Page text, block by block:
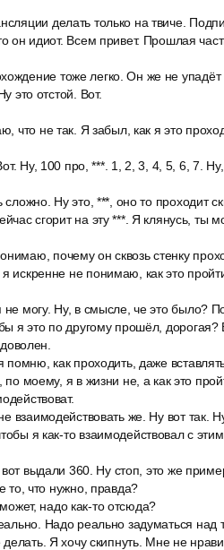
делать только на твиче.
он идиот. Всем привет. Прошлая
тоже легко. Он же не
это отстой. Вот.
что не так. Я забыл, как я это
Ну, 100 про, ***. 1, 2, 3, 4, 5, 6, 7.
Ну это, ***, оно то проходит
сгорит на эту ***. Я клянусь, ты
почему он сквозь стенку
искренне не понимаю, как это
могу. Ну, в смысле, че это было?
я это по другому прошёл,
как проходить, даже
моему, я в жизни не, а как это
взаимодействовать же. Ну вот так.
я как-то взаимодействовал с
вот выдали 360. Ну стоп, это же
то, что нужно, правда?
может, надо как-то отсюда?
Надо реально задуматься над
Я хочу скипнуть. Мне не